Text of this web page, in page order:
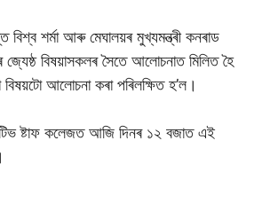
বিশ্ব শৰ্মা আৰু মেঘালয়ৰ মুখ্যমন্ত্ৰী কনৰাড
জ্যেষ্ঠ বিষয়াসকলৰ সৈতে আলোচনাত মিলিত হৈ
আলোচনা কৰা পৰিলক্ষিত হ’ল।
ষ্টাফ কলেজত আজি দিনৰ ১২ বজাত এই